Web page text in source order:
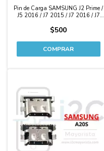
Pin de Carga SAMSUNG J2 Prime /
J5 2016 / J7 2015 / J7 2016 / J7
Prime / Grand 2
$500